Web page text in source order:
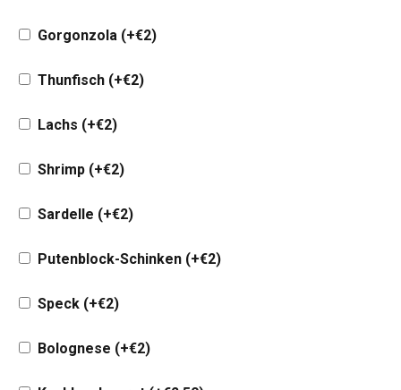
Gorgonzola (+€2)
Thunfisch (+€2)
Lachs (+€2)
Shrimp (+€2)
Sardelle (+€2)
Putenblock-Schinken (+€2)
Speck (+€2)
Bolognese (+€2)